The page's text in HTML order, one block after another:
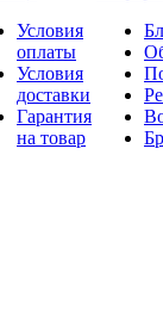
Условия
оплаты
Условия
доставки
Гарантия
на товар